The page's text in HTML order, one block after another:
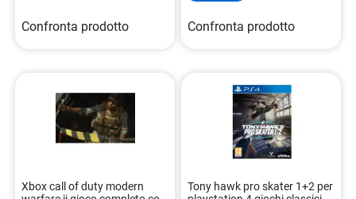
Confronta prodotto Confronta prodotto
Xbox call of duty modern
Tony hawk pro skater 1+2 per